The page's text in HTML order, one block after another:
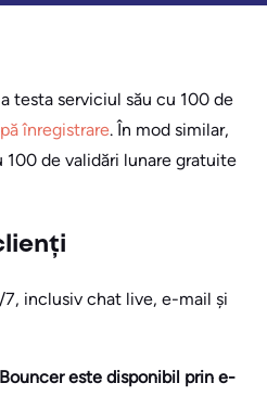
testa serviciul său cu 100 de
înregistrare. În mod similar,
de validări lunare gratuite
inclusiv chat live, e-mail și
este disponibil prin e-